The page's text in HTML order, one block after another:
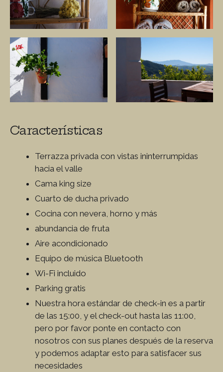
Características
Terrazza privada con vistas ininterrumpidas
hacia el valle
Cama king size
Cuarto de ducha privado
Cocina con nevera, horno y más
abundancia de fruta
Aire acondicionado
Equipo de música Bluetooth
Wi-Fi incluido
Parking gratis
Nuestra hora estándar de check-in es a partir
de las 15:00, y el check-out hasta las 11:00,
pero por favor ponte en contacto con
nosotros con sus planes después de la reserva
y podemos adaptar esto para satisfacer sus
necesidades